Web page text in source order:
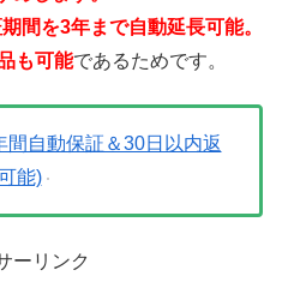
間を3年まで自動延長可能。
も可能であるためです。
自動保証＆30日以内返
能)
ーリンク